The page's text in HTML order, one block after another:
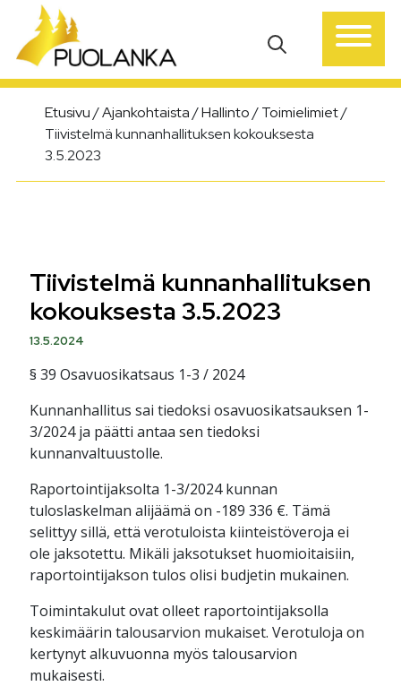
Päävalikko
Etusivu/Ajankohtaista/Hallinto/Toimielimiet/
Tiivistelmä kunnanhallituksen kokouksesta
3.5.2023
Tiivistelmä kunnanhallituksen
kokouksesta 3.5.2023
13.5.2024
§ 39 Osavuosikatsaus 1-3 / 2024
Kunnanhallitus sai tiedoksi osavuosikatsauksen 1-
3/2024 ja päätti antaa sen tiedoksi
kunnanvaltuustolle.
Raportointijaksolta 1-3/2024 kunnan
tuloslaskelman alijäämä on -189 336 €. Tämä
selittyy sillä, että verotuloista kiinteistöveroja ei
ole jaksotettu. Mikäli jaksotukset huomioitaisiin,
raportointijakson tulos olisi budjetin mukainen.
Toimintakulut ovat olleet raportointijaksolla
keskimäärin talousarvion mukaiset. Verotuloja on
kertynyt alkuvuonna myös talousarvion
mukaisesti.